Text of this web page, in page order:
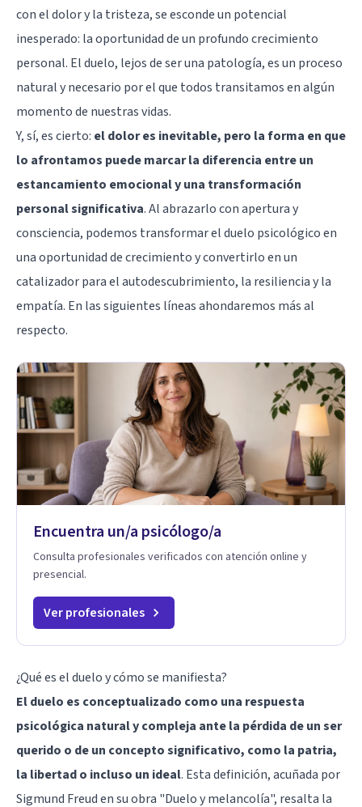
con el dolor y la tristeza, se esconde un potencial
inesperado: la oportunidad de un profundo crecimiento
personal. El duelo, lejos de ser una patología, es un proceso
natural y necesario por el que todos transitamos en algún
momento de nuestras vidas.
Y, sí, es cierto: el dolor es inevitable, pero la forma en que
lo afrontamos puede marcar la diferencia entre un
estancamiento emocional y una transformación
personal significativa. Al abrazarlo con apertura y
consciencia, podemos transformar el duelo psicológico en
una oportunidad de crecimiento y convertirlo en un
catalizador para el autodescubrimiento, la resiliencia y la
empatía. En las siguientes líneas ahondaremos más al
respecto.
Encuentra un/a psicólogo/a
Consulta profesionales verificados con atención online y
presencial.
Ver profesionales
¿Qué es el duelo y cómo se manifiesta?
El duelo es conceptualizado como una respuesta
psicológica natural y compleja ante la pérdida de un ser
querido o de un concepto significativo, como la patria,
la libertad o incluso un ideal. Esta definición, acuñada por
Sigmund Freud en su obra "Duelo y melancolía", resalta la